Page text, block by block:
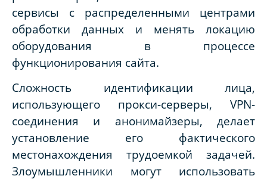
сервисы с распределенными центрами
обработки данных и менять локацию
оборудования в процессе
функционирования сайта.
Сложность идентификации лица,
использующего прокси-серверы, VPN-
соединения и анонимайзеры, делает
установление его фактического
местонахождения трудоемкой задачей.
Злоумышленники могут использовать